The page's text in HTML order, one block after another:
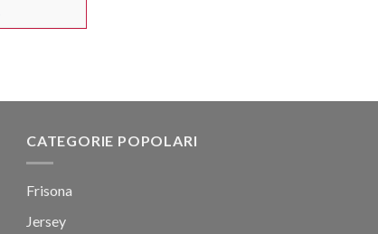
CATEGORIE POPOLARI
Frisona
Jersey